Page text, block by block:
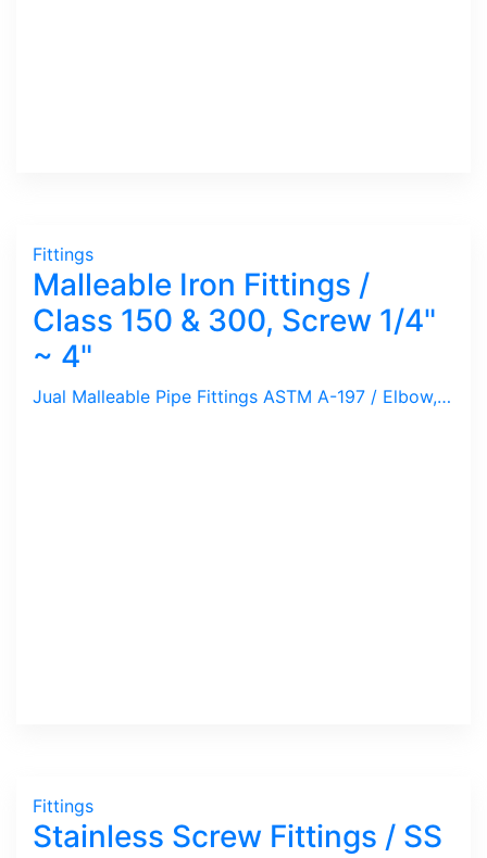
Fittings
Malleable Iron Fittings /
Class 150 & 300, Screw 1/4"
~ 4"
Jual Malleable Pipe Fittings ASTM A-197 / Elbow, Tee, Reducer, Bushing, Union, Nipple, Socket, Cross, Cap, Class 150 & 300 dengan Drat / Ulir BSPT & NPT. Ukuran 1/4", 1/2", 3/4", 1", 11/4", 11/2", 2", 3", 4". Merek TUPY ex-Brazil dan TSP ex-Indonesia. Sambungan pipa ini ideal untuk tekanan rendah dan di-gunakan untuk media Air, Udara, Gas, Minyak dan Uap.
Fittings
Stainless Screw Fittings / SS